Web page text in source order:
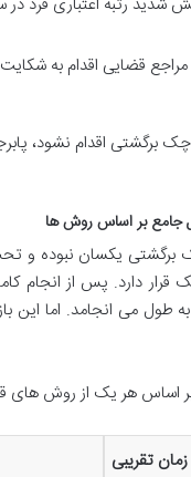
قضایی اقدام به
اقدام نشود،
جامع بر اساس روش ها
برگشتی یکسان نبوده و
دارد. پس از انجام
به طول می انجامد. اما
اساس هر یک از روش های
تقریبی